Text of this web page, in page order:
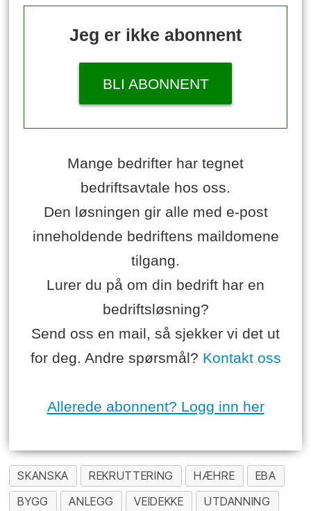
Jeg er ikke abonnent
BLI ABONNENT
Mange bedrifter har tegnet
bedriftsavtale hos oss.
Den løsningen gir alle med e-post
inneholdende bedriftens maildomene
tilgang.
Lurer du på om din bedrift har en
bedriftsløsning?
Send oss en mail, så sjekker vi det ut
for deg. Andre spørsmål? Kontakt oss
Allerede abonnent? Logg inn her
SKANSKA REKRUTTERING HÆHRE
EBA
BYGG
ANLEGG VEIDEKKE UTDANNING